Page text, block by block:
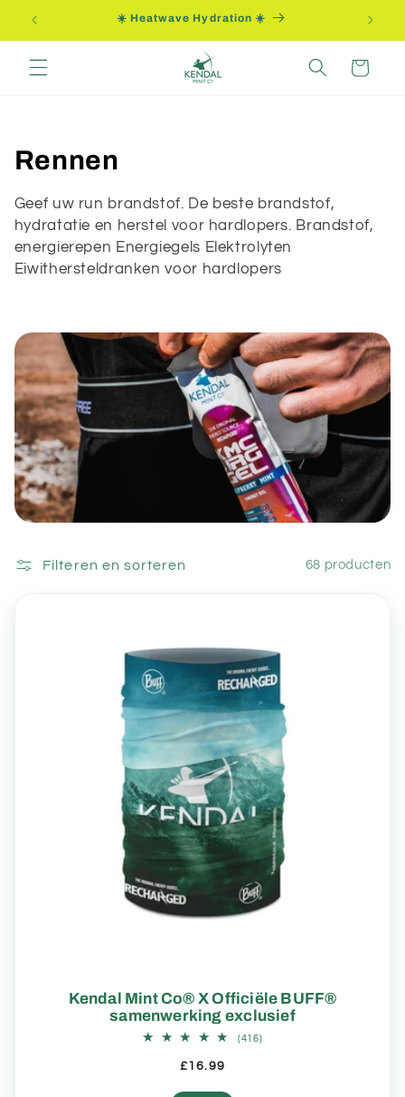
naar de
content
Summer Clearance
Winkelwagen
C
o
l
l
c
t
i
e
:
Rennen
Geef uw run brandstof. De beste brandstof,
hydratatie en herstel voor hardlopers. Brandstof,
energierepen Energiegels Elektrolyten
Eiwithersteldranken voor hardlopers
Filteren en sorteren 68 producten
Kendal Mint Co® X Officiële BUFF®
samenwerking exclusief
(416)416
£16.99